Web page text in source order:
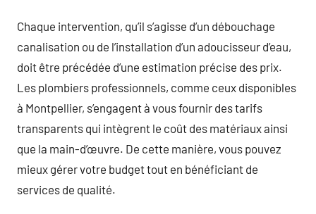
Chaque intervention, qu’il s’agisse d’un débouchage
canalisation ou de l’installation d’un adoucisseur d’eau,
doit être précédée d’une estimation précise des prix.
Les plombiers professionnels, comme ceux disponibles
à Montpellier, s’engagent à vous fournir des tarifs
transparents qui intègrent le coût des matériaux ainsi
que la main-d’œuvre. De cette manière, vous pouvez
mieux gérer votre budget tout en bénéficiant de
services de qualité.